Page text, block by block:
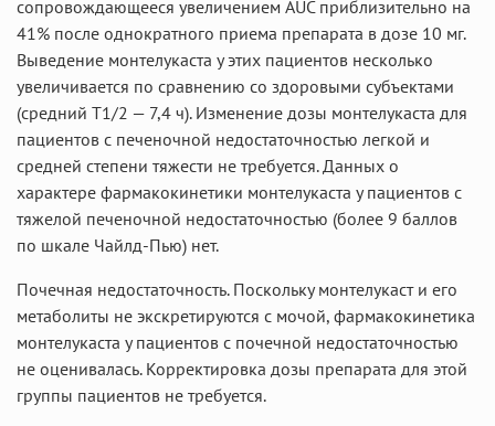
сопровождающееся увеличением AUC приблизительно на
41% после однократного приема препарата в дозе 10 мг.
Выведение монтелукаста у этих пациентов несколько
увеличивается по сравнению со здоровыми субъектами
(средний T1/2 — 7,4 ч). Изменение дозы монтелукаста для
пациентов с печеночной недостаточностью легкой и
средней степени тяжести не требуется. Данных о
характере фармакокинетики монтелукаста у пациентов с
тяжелой печеночной недостаточностью (более 9 баллов
по шкале Чайлд-Пью) нет.
Почечная недостаточность. Поскольку монтелукаст и его
метаболиты не экскретируются с мочой, фармакокинетика
монтелукаста у пациентов с почечной недостаточностью
не оценивалась. Корректировка дозы препарата для этой
группы пациентов не требуется.